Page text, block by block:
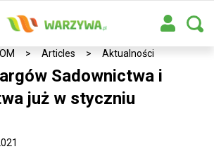
> Articles > Aktualności
Sadownictwa i
już w styczniu